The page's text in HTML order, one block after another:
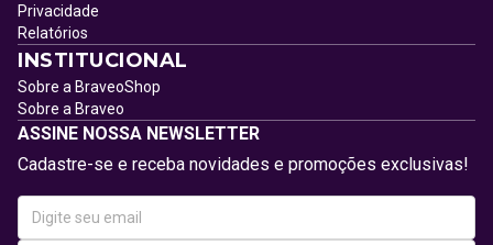
Privacidade
Relatórios
INSTITUCIONAL
Sobre a BraveoShop
Sobre a Braveo
ASSINE NOSSA NEWSLETTER
Cadastre-se e receba novidades e promoções exclusivas!